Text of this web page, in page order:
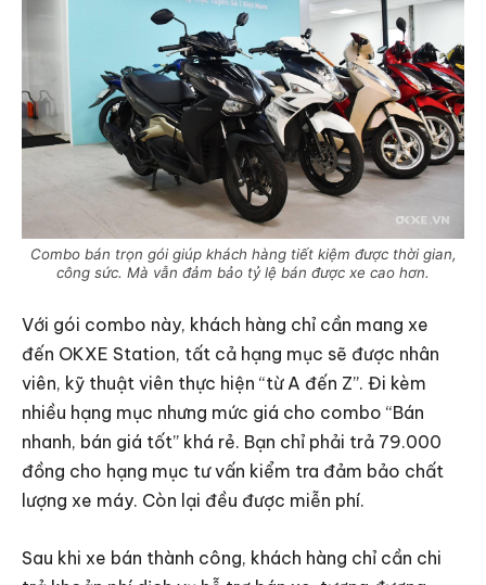
Combo bán trọn gói giúp khách hàng tiết kiệm được thời gian,
công sức. Mà vẫn đảm bảo tỷ lệ bán được xe cao hơn.
Với gói combo này, khách hàng chỉ cần mang xe
đến OKXE Station, tất cả hạng mục sẽ được nhân
viên, kỹ thuật viên thực hiện “từ A đến Z”. Đi kèm
nhiều hạng mục nhưng mức giá cho combo “Bán
nhanh, bán giá tốt” khá rẻ. Bạn chỉ phải trả 79.000
đồng cho hạng mục tư vấn kiểm tra đảm bảo chất
lượng xe máy. Còn lại đều được miễn phí.
Sau khi xe bán thành công, khách hàng chỉ cần chi